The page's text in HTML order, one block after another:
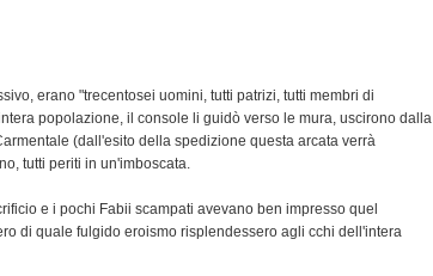
erano "trecentosei uomini, tutti patrizi, tutti membri di
popolazione, il console li guidò verso le mura, uscirono dalla
(dall'esito della spedizione questa arcata verrà
tutti periti in un'imboscata.
e i pochi Fabii scampati avevano ben impresso quel
di quale fulgido eroismo risplendessero agli cchi dell'intera